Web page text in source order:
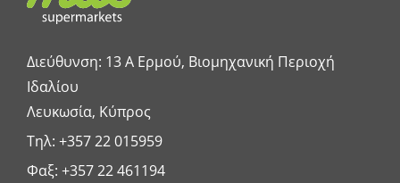
Διεύθυνση: 13 A Ερμού, Βιομηχανική Περιοχή
Ιδαλίου
Λευκωσία, Κύπρος
Τηλ: +357 22 015959
Φαξ: +357 22 461194